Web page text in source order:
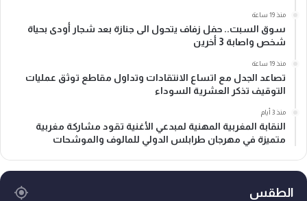
منذ 19 ساعة
سوق السبت.. حفل زفاف يتحول الى جنازة بعد شجار أودى بحياة
شخص واصابة 3 أخرين
منذ 19 ساعة
تصاعد الجدل مع اتساع الانتقادات وتداول مقاطع توثق عمليات
التوقيف تذكر العشرية السوداء
منذ 3 أيام
النقابة المغربية المهنية لمبدعي الأغنية تقود مشاركة مغربية
متميزة في مهرجان طرابلس الدولي للمالوف والموشحات
الطقس